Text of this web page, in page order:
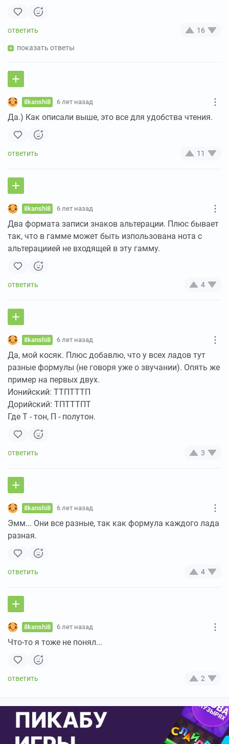
16
показать ответы
8kanshi8 6 лет назад
Да.) Как описали выше, это все для удобства чтения.
11
8kanshi8 6 лет назад
Два формата записи знаков альтерации. Плюс бывает
так, что в гамме может быть изпользована нота с
альтерациией не входящей в эту гамму.
4
8kanshi8 6 лет назад
Да, мой косяк. Плюс добавлю, что у всех ладов тут
разные формулы (не говоря уже о звучании). Опять же
пример на первых двух.
Ионийский: ТТПТТТП
Дорийский: ТПТТТПТ
Где Т - тон, П - полутон.
3
8kanshi8 6 лет назад
Эмм... Они все разные, так как формула каждого лада
разная.
4
8kanshi8 6 лет назад
Что-то я тоже не понял...
2